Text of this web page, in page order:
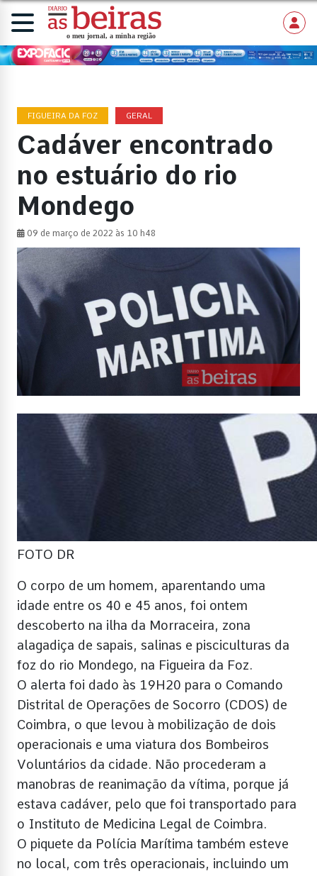
FIGUEIRA DA FOZ GERAL
Cadáver encontrado
no estuário do rio
Mondego
09 de março de 2022 às 10 h48
FOTO DR
O corpo de um homem, aparentando uma
idade entre os 40 e 45 anos, foi ontem
descoberto na ilha da Morraceira, zona
alagadiça de sapais, salinas e pisciculturas da
foz do rio Mondego, na Figueira da Foz.
O alerta foi dado às 19H20 para o Comando
Distrital de Operações de Socorro (CDOS) de
Coimbra, o que levou à mobilização de dois
operacionais e uma viatura dos Bombeiros
Voluntários da cidade. Não procederam a
manobras de reanimação da vítima, porque já
estava cadáver, pelo que foi transportado para
o Instituto de Medicina Legal de Coimbra.
O piquete da Polícia Marítima também esteve
no local, com três operacionais, incluindo um